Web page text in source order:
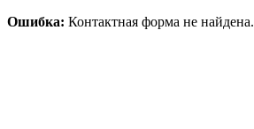
Ошибка: Контактная форма не найдена.